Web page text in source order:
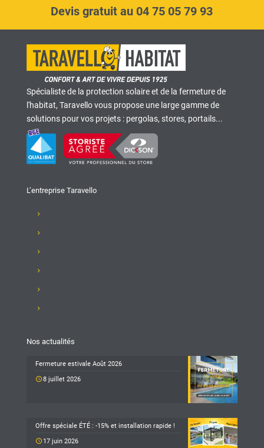
Devis gratuit au 04 75 05 79 93
Spécialiste de la protection solaire et de la fermeture de
l'habitat, Taravello vous propose une large gamme de
solutions pour vos projets : pergolas, stores, portails...
L’entreprise Taravello
Nos actualités
Fermeture estivale Août 2026
8 juillet 2026
Offre spéciale ÉTÉ : -15% et installation rapide !
17 juin 2026